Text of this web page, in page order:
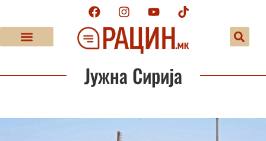
Јужна Сирија